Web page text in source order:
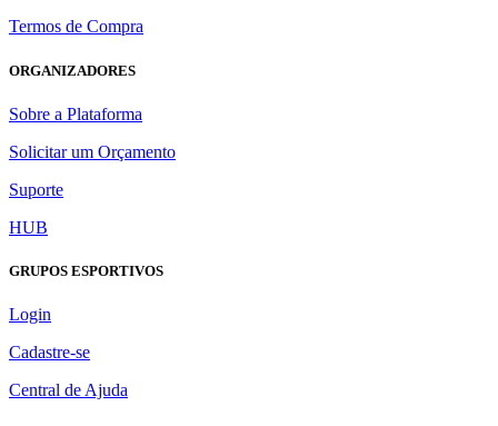
Termos de Compra
ORGANIZADORES
Sobre a Plataforma
Solicitar um Orçamento
Suporte
HUB
GRUPOS ESPORTIVOS
Login
Cadastre-se
Central de Ajuda